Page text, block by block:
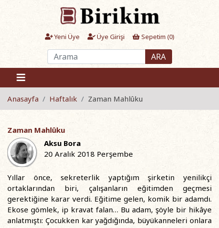
Yeni Üye Üye Girişi Sepetim (0)
ARA
Anasayfa Haftalık Zaman Mahlûku
Zaman Mahlûku
Aksu Bora
20 Aralık 2018 Perşembe
Yıllar önce, sekreterlik yaptığım şirketin yenilikçi
ortaklarından biri, çalışanların eğitimden geçmesi
gerektiğine karar verdi. Eğitime gelen, komik bir adamdı.
Ekose gömlek, ip kravat falan… Bu adam, şöyle bir hikâye
anlatmıştı: Çocukken kar yağdığında, büyükanneleri onlara